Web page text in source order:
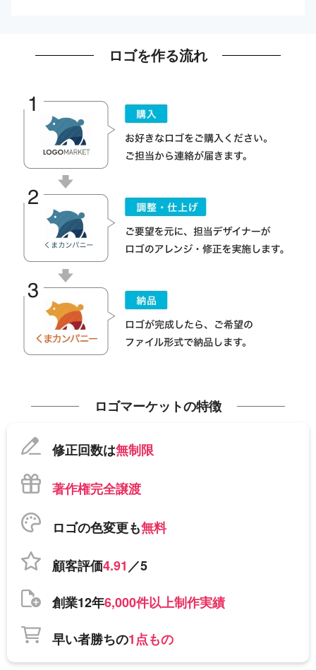
ロゴを作る流れ
ロゴマーケットの特徴
修正回数は無制限
著作権完全譲渡
ロゴの色変更も無料
顧客評価4.91／5
創業12年6,000件以上制作実績
早い者勝ちの1点もの